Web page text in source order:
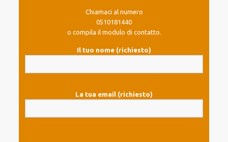
Chiamaci al numero
0510181440
o compila il modulo di contatto.
Il tuo nome (richiesto)
La tua email (richiesto)